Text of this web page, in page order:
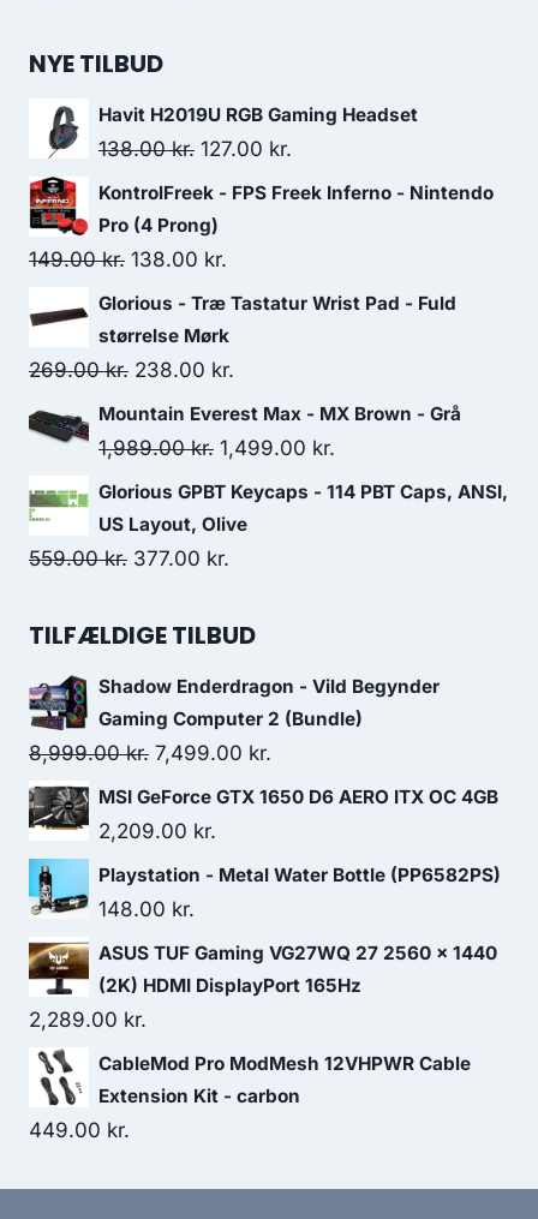
was:
NYE TILBUD
Havit H2019U RGB Gaming Headset
138.00kr. Original
price
was:
138.00 kr..
127.00 kr.
price
KontrolFreek - FPS Freek Inferno - Nintendo
Pro (4 Prong)
149.00kr. Original
price
was:
149.00 kr..
138.00 kr.
price
is:
138.00 kr..
Glorious - Træ Tastatur Wrist Pad - Fuld
størrelse Mørk
269.00kr. Original
price
was:
238.00 kr.
price
is:
Mountain Everest Max - MX Brown - Grå
1,989.00kr. Original
price
was:
1,989.00 kr..
1,499.00 kr.
price
Glorious GPBT Keycaps - 114 PBT Caps, ANSI,
US Layout, Olive
559.00kr. Original
was:
377.00 kr.
is:
TILFÆLDIGE TILBUD
Shadow Enderdragon - Vild Begynder
Gaming Computer 2 (Bundle)
8,999.00kr. Original
price
was:
7,499.00 kr.
price
MSI GeForce GTX 1650 D6 AERO ITX OC 4GB
2,209.00 kr.
Playstation - Metal Water Bottle (PP6582PS)
148.00 kr.
ASUS TUF Gaming VG27WQ 27 2560 x 1440
(2K) HDMI DisplayPort 165Hz
2,289.00 kr.
CableMod Pro ModMesh 12VHPWR Cable
Extension Kit - carbon
449.00 kr.